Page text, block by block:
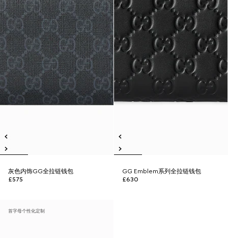
灰色内饰GG全拉链钱包
£575
GG Emblem系列全拉链钱包
£630
首字母个性化定制